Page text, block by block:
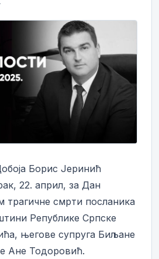
Борис Јеринић
22. април, за Дан
трагичне смрти посланика
Републике Српске
његове супруга Биљане
Ане Тодоровић.